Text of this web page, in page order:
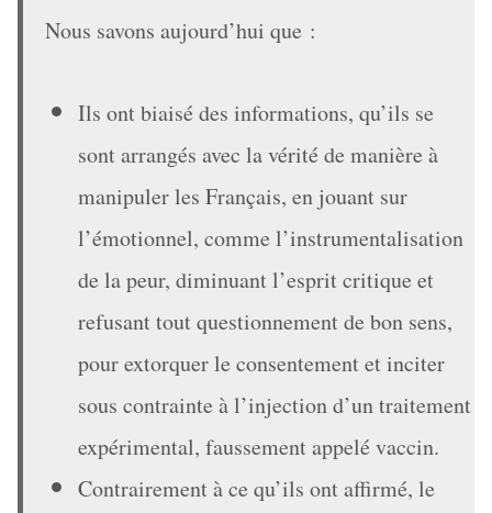
Nous savons aujourd’hui que :
Ils ont biaisé des informations, qu’ils se
sont arrangés avec la vérité de manière à
manipuler les Français, en jouant sur
l’émotionnel, comme l’instrumentalisation
de la peur, diminuant l’esprit critique et
refusant tout questionnement de bon sens,
pour extorquer le consentement et inciter
sous contrainte à l’injection d’un traitement
expérimental, faussement appelé vaccin.
Contrairement à ce qu’ils ont affirmé, le